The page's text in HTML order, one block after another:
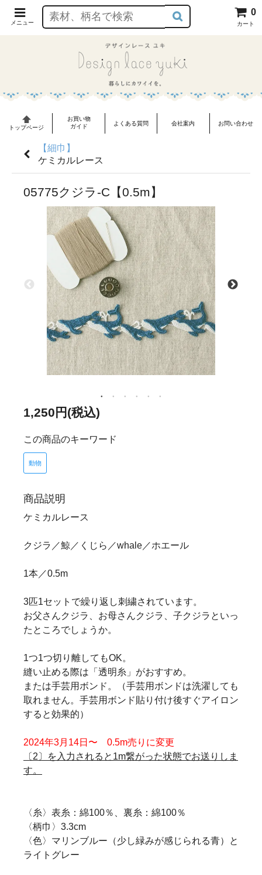
メニュー
0
カート
トップページ
お買い物
ガイド
よくある質問 会社案内 お問い合わせ
【細巾】
ケミカルレース
05775クジラ-C【0.5m】
1,250円(税込)
この商品のキーワード
動物
商品説明
ケミカルレース
クジラ／鯨／くじら／whale／ホエール
1本／0.5m
3匹1セットで繰り返し刺繍されています。
お父さんクジラ、お母さんクジラ、子クジラといっ
たところでしょうか。
1つ1つ切り離してもOK。
縫い止める際は「透明糸」がおすすめ。
または手芸用ボンド。（手芸用ボンドは洗濯しても
取れません。手芸用ボンド貼り付け後すぐアイロン
すると効果的）
2024年3月14日〜 0.5m売りに変更
〔2〕を入力されると1m繋がった状態でお送りしま
す。
〈糸〉表糸：綿100％、裏糸：綿100％
〈柄巾〉3.3cm
〈色〉マリンブルー（少し緑みが感じられる青）と
ライトグレー